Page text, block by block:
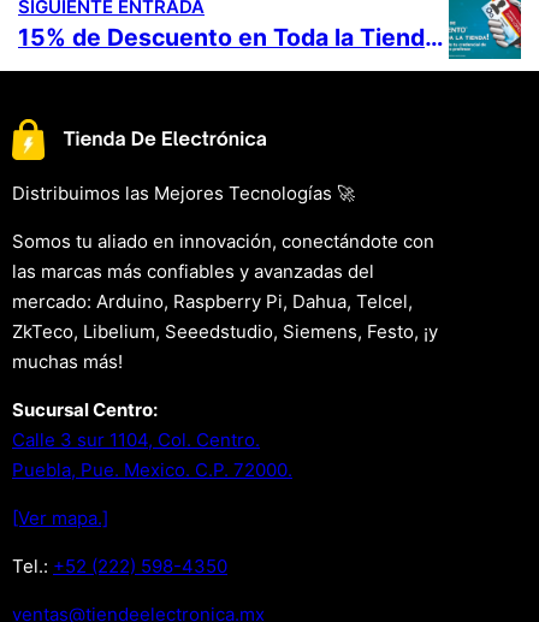
SIGUIENTE ENTRADA
15% de Descuento en Toda la Tienda*
Distribuimos las Mejores Tecnologías 🚀
Somos tu aliado en innovación, conectándote con
las marcas más confiables y avanzadas del
mercado: Arduino, Raspberry Pi, Dahua, Telcel,
ZkTeco, Libelium, Seeedstudio, Siemens, Festo, ¡y
muchas más!
Sucursal Centro:
Calle 3 sur 1104, Col. Centro.
Puebla, Pue. Mexico. C.P. 72000.
[Ver mapa.]
Tel.: +52 (222) 598-4350
xm.acinortceleedneit@satnev